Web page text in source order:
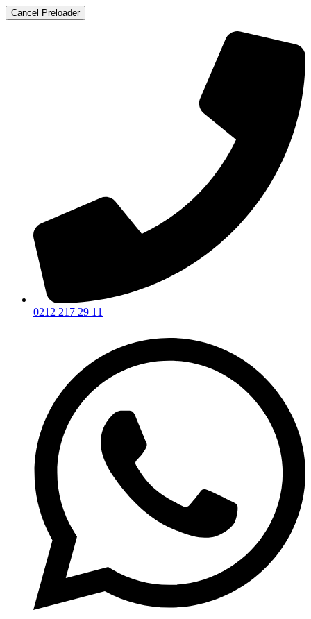
Cancel Preloader
0212 217 29 11